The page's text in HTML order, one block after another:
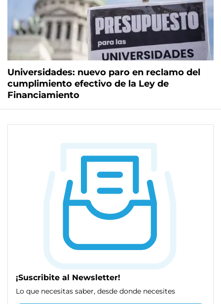
Universidades: nuevo paro en reclamo del
cumplimiento efectivo de la Ley de
Financiamiento
¡Suscribite al Newsletter!
Lo que necesitas saber, desde donde necesites